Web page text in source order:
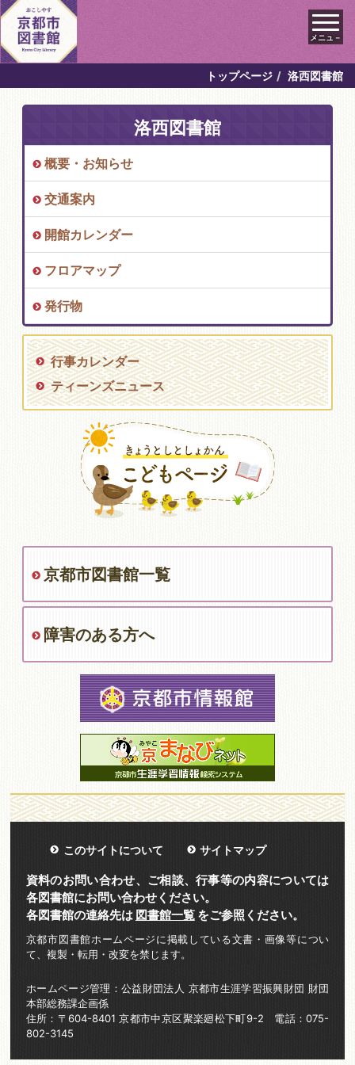
メニュ－
トップページ 洛西図書館
洛西図書館
概要・お知らせ
交通案内
開館カレンダー
フロアマップ
発行物
行事カレンダー
ティーンズニュース
京都市図書館一覧
障害のある方へ
このサイトについて サイトマップ
資料のお問い合わせ、ご相談、行事等の内容については
各図書館にお問い合わせください。
各図書館の連絡先は 図書館一覧をご参照ください。
京都市図書館ホームページに掲載している文書・画像等につい
て、複製・転用・改変を禁じます。
ホームページ管理：公益財団法人 京都市生涯学習振興財団 財団
本部総務課企画係
住所：〒604-8401 京都市中京区聚楽廻松下町9-2 電話：075-
802-3145